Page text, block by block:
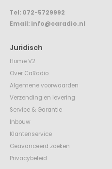
Tel: 072-5729992
Email: info@caradio.nl
Juridisch
Home V2
Over CaRadio
Algemene voorwaarden
Verzending en levering
Service & Garantie
Inbouw
Klantenservice
Geavanceerd zoeken
Privacybeleid